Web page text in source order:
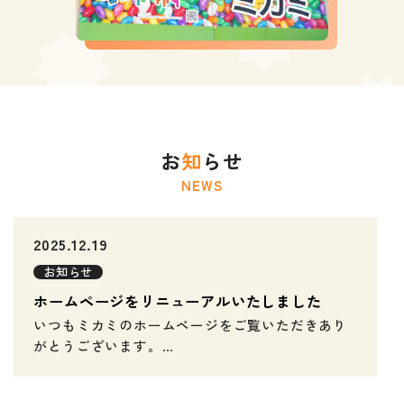
お知らせ
NEWS
2025.12.19
お知らせ
ホームページをリニューアルいたしました
いつもミカミのホームページをご覧いただきあり
がとうございます。